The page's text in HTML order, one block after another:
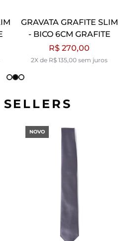
GRAVATA GRAFITE SLIM
- BICO 6CM GRAFITE
R$ 270,00
2X de R$ 135,00 sem juros
NOVO